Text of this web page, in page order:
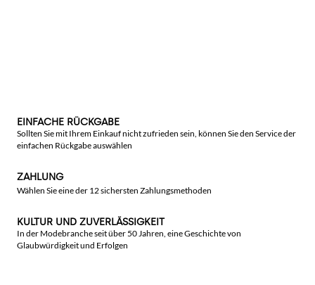
EINFACHE RÜCKGABE
Sollten Sie mit Ihrem Einkauf nicht zufrieden sein, können Sie den Service der
einfachen Rückgabe auswählen
ZAHLUNG
Wählen Sie eine der 12 sichersten Zahlungsmethoden
KULTUR UND ZUVERLÄSSIGKEIT
In der Modebranche seit über 50 Jahren, eine Geschichte von
Glaubwürdigkeit und Erfolgen